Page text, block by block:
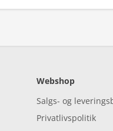
Webshop
Salgs- og
Privatlivspolitik